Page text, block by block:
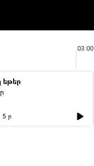
03:00
եթեր
5 ր